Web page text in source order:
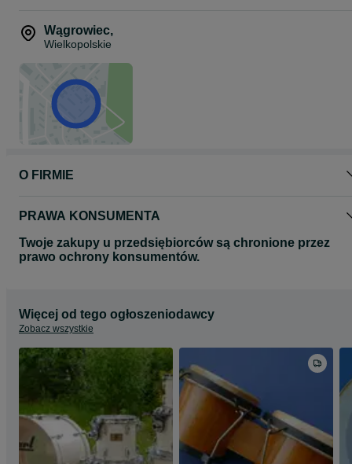
www.mw-vintage.pl
www.facebook.com/mwvintagepoland/
Wągrowiec,
Wielkopolskie
O FIRMIE
PRAWA KONSUMENTA
Twoje zakupy u przedsiębiorców są chronione przez
prawo ochrony konsumentów.
Więcej od tego ogłoszeniodawcy
Zobacz wszystkie